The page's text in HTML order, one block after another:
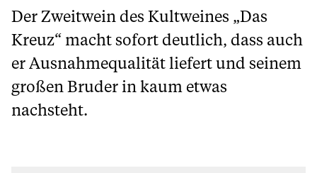
Der Zweitwein des Kultweines „Das
Kreuz“ macht sofort deutlich, dass auch
er Ausnahmequalität liefert und seinem
großen Bruder in kaum etwas
nachsteht.